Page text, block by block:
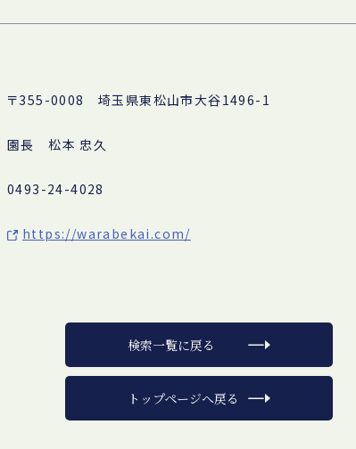
〒355-0008 埼玉県東松山市大谷1496-1
園長 松本 忠久
0493-24-4028
https://warabekai.com/
検索一覧に戻る
トップページへ戻る